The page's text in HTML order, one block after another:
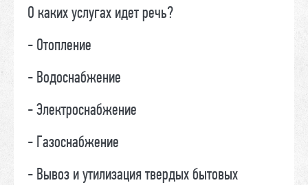
О каких услугах идет речь?
- Отопление
- Водоснабжение
- Электроснабжение
- Газоснабжение
- Вывоз и утилизация твердых бытовых